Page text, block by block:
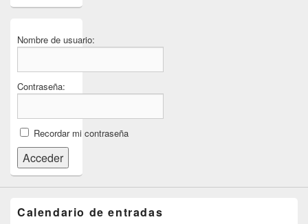
Nombre de usuario:
Contraseña:
Recordar mi contraseña
Acceder
Calendario de entradas